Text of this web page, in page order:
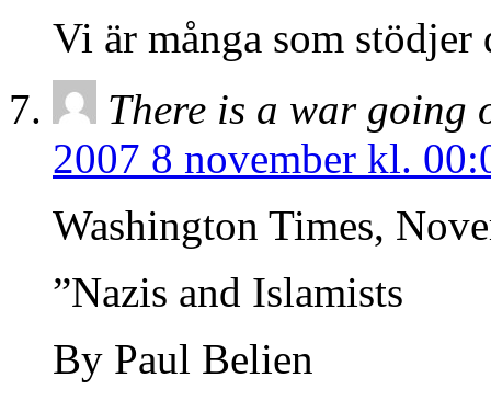
Vi är många som stödjer
There is a war going
2007 8 november kl.
Washington Times,
”Nazis and Islamists
By Paul Belien